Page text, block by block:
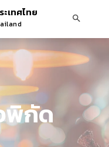
เทศไทย
พิกัด